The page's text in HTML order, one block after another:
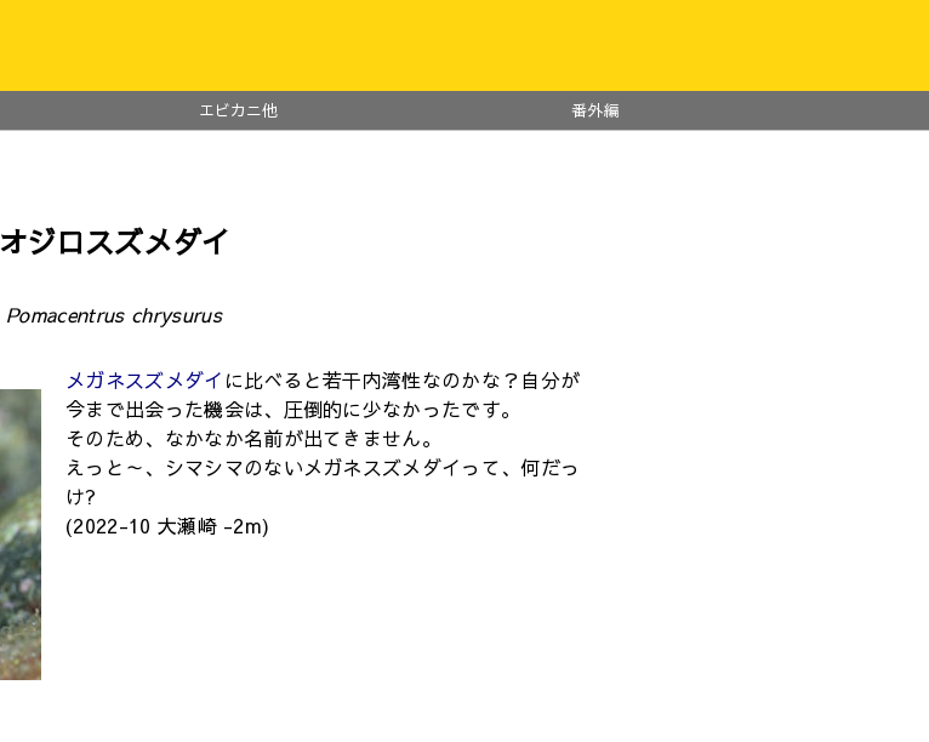
エビカニ他 番外編
オジロスズメダイ
Pomacentrus chrysurus
メガネスズメダイ に比べると若干内湾性なのかな？自分が
今まで出会った機会は、圧倒的に少なかったです。
そのため、なかなか名前が出てきません。
えっと～、シマシマのないメガネスズメダイって、何だっ
け?
(2022-10 大瀬崎 -2m)